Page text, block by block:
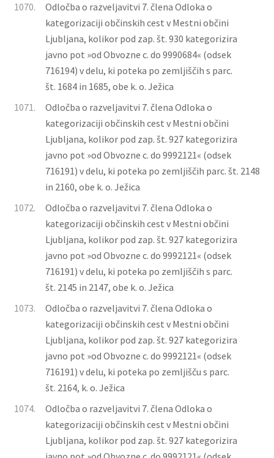
1070.
Odločba o razveljavitvi 7. člena Odloka o
kategorizaciji občinskih cest v Mestni občini
Ljubljana, kolikor pod zap. št. 930 kategorizira
javno pot »od Obvozne c. do 9990684« (odsek
716194) v delu, ki poteka po zemljiščih s parc.
št. 1684 in 1685, obe k. o. Ježica
1071.
Odločba o razveljavitvi 7. člena Odloka o
kategorizaciji občinskih cest v Mestni občini
Ljubljana, kolikor pod zap. št. 927 kategorizira
javno pot »od Obvozne c. do 9992121« (odsek
716191) v delu, ki poteka po zemljiščih parc. št. 2148
in 2160, obe k. o. Ježica
1072.
Odločba o razveljavitvi 7. člena Odloka o
kategorizaciji občinskih cest v Mestni občini
Ljubljana, kolikor pod zap. št. 927 kategorizira
javno pot »od Obvozne c. do 9992121« (odsek
716191) v delu, ki poteka po zemljiščih s parc.
št. 2145 in 2147, obe k. o. Ježica
1073.
Odločba o razveljavitvi 7. člena Odloka o
kategorizaciji občinskih cest v Mestni občini
Ljubljana, kolikor pod zap. št. 927 kategorizira
javno pot »od Obvozne c. do 9992121« (odsek
716191) v delu, ki poteka po zemljišču s parc.
št. 2164, k. o. Ježica
1074.
Odločba o razveljavitvi 7. člena Odloka o
kategorizaciji občinskih cest v Mestni občini
Ljubljana, kolikor pod zap. št. 927 kategorizira